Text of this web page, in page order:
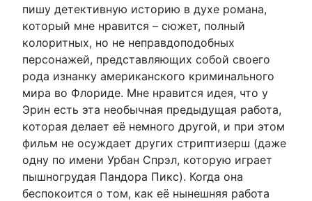
пишу детективную историю в духе романа,
который мне нравится – сюжет, полный
колоритных, но не неправдоподобных
персонажей, представляющих собой своего
рода изнанку американского криминального
мира во Флориде. Мне нравится идея, что у
Эрин есть эта необычная предыдущая работа,
которая делает её немного другой, и при этом
фильм не осуждает других стриптизерш (даже
одну по имени Урбан Спрэл, которую играет
пышногрудая Пандора Пикс). Когда она
беспокоится о том, как её нынешняя работа